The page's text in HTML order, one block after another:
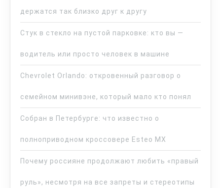
держатся так близко друг к другу
Стук в стекло на пустой парковке: кто вы —
водитель или просто человек в машине
Chevrolet Orlando: откровенный разговор о
семейном минивэне, который мало кто понял
Собран в Петербурге: что известно о
полноприводном кроссовере Esteo MX
Почему россияне продолжают любить «правый
руль», несмотря на все запреты и стереотипы